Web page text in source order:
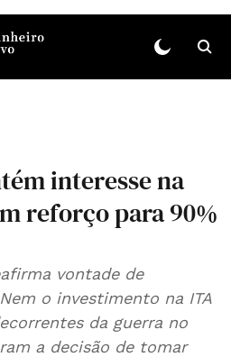
interesse na
reforço para 90%
vontade de
o investimento na ITA
da guerra no
a decisão de tomar